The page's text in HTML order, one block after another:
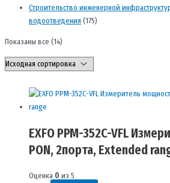
Строительство инженерной
водоотведения (175)
Показаны все (14)
EXFO PPM-352C-VFL
PON, 2порта, Extended
Оценка 0 из 5